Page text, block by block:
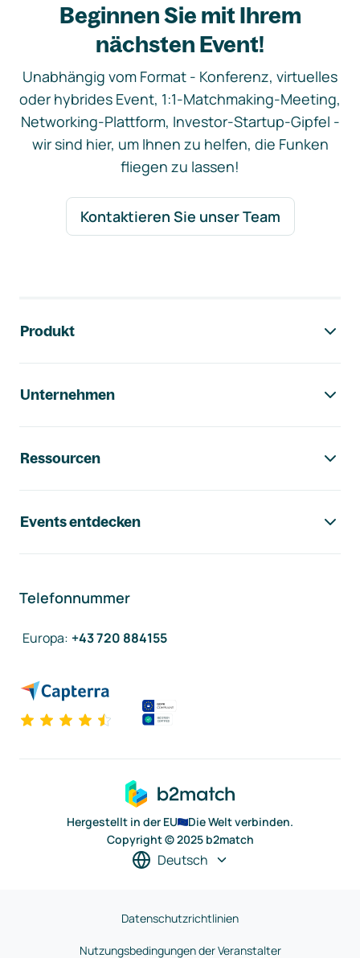
Beginnen Sie mit Ihrem
nächsten Event!
Unabhängig vom Format - Konferenz, virtuelles
oder hybrides Event, 1:1-Matchmaking-Meeting,
Networking-Plattform, Investor-Startup-Gipfel -
wir sind hier, um Ihnen zu helfen, die Funken
fliegen zu lassen!
Kontaktieren Sie unser Team
Produkt
Unternehmen
Ressourcen
Events entdecken
Telefonnummer
Europa: +43 720 884155
Hergestellt in der EU
Die Welt verbinden.
Copyright © 2025 b2match
Deutsch
Datenschutzrichtlinien
Nutzungsbedingungen der Veranstalter